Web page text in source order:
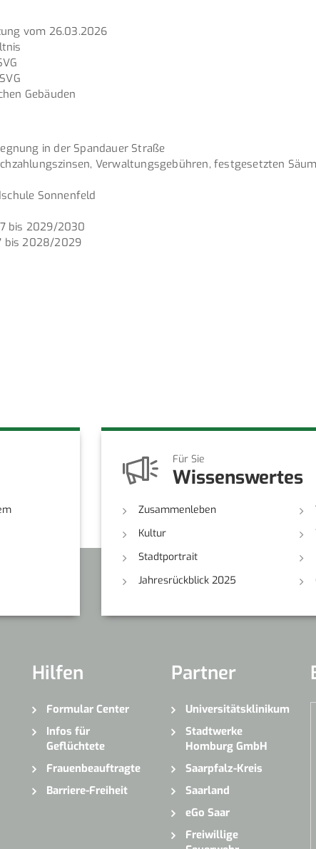
vom 26.03.2026
Gebäuden
in der Spandauer Straße
Verwaltungsgebühren, festgesetzten
Sonnenfeld
bis 2029/2030
bis 2028/2029
Für Sie
Wissenswertes
Zusammenleben
Kultur
Stadtportrait
Jahresrückblick 2025
Hilfen
Formular Center
Infos für
Geflüchtete
Frauenbeauftragte
Barriere-Freiheit
Partner
Universitätsklinikum
Stadtwerke
Homburg GmbH
Saarpfalz-Kreis
Saarland
eGo Saar
Freiwillige